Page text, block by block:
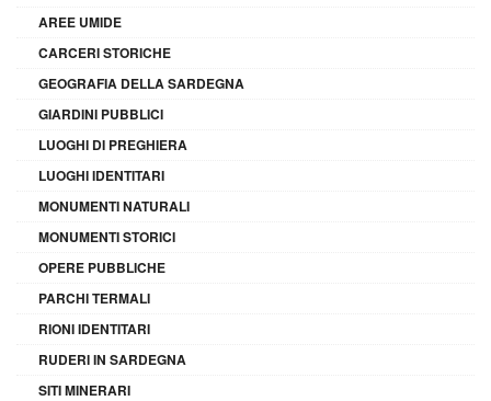
AREE UMIDE
CARCERI STORICHE
GEOGRAFIA DELLA SARDEGNA
GIARDINI PUBBLICI
LUOGHI DI PREGHIERA
LUOGHI IDENTITARI
MONUMENTI NATURALI
MONUMENTI STORICI
OPERE PUBBLICHE
PARCHI TERMALI
RIONI IDENTITARI
RUDERI IN SARDEGNA
SITI MINERARI